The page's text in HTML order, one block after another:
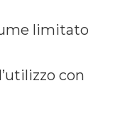
limitato
con